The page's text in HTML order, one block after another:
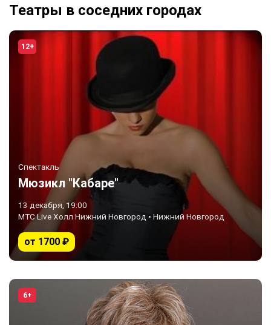
Театры в соседних городах
12+
Спектакль
Мюзикл "Кабаре"
13 декабря, 19:00
МТС Live Холл Нижний Новгород • Нижний Новгород
от 1700 ₽
6+